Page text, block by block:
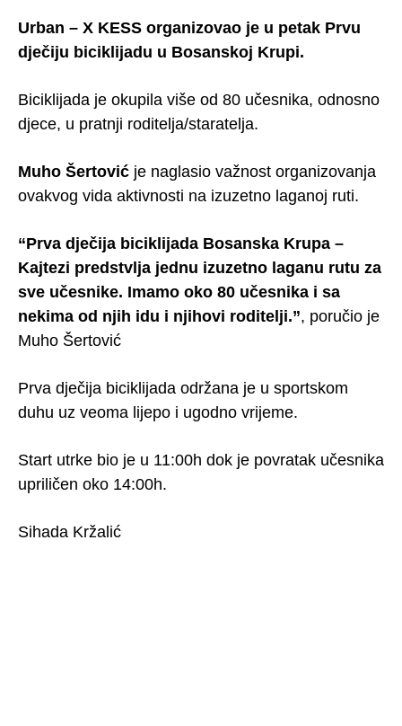
Urban – X KESS organizovao je u petak Prvu
dječiju biciklijadu u Bosanskoj Krupi.
Biciklijada je okupila više od 80 učesnika, odnosno
djece, u pratnji roditelja/staratelja.
Muho Šertović je naglasio važnost organizovanja
ovakvog vida aktivnosti na izuzetno laganoj ruti.
“Prva dječija biciklijada Bosanska Krupa –
Kajtezi predstvlja jednu izuzetno laganu rutu za
sve učesnike. Imamo oko 80 učesnika i sa
nekima od njih idu i njihovi roditelji.”, poručio je
Muho Šertović
Prva dječija biciklijada održana je u sportskom
duhu uz veoma lijepo i ugodno vrijeme.
Start utrke bio je u 11:00h dok je povratak učesnika
upriličen oko 14:00h.
Sihada Kržalić